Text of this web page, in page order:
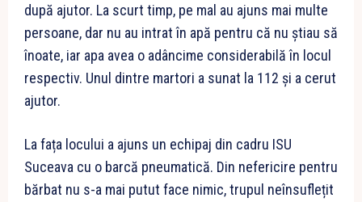
după ajutor. La scurt timp, pe mal au ajuns mai multe
persoane, dar nu au intrat în apă pentru că nu știau să
înoate, iar apa avea o adâncime considerabilă în locul
respectiv. Unul dintre martori a sunat la 112 și a cerut
ajutor.
La fața locului a ajuns un echipaj din cadru ISU
Suceava cu o barcă pneumatică. Din nefericire pentru
bărbat nu s-a mai putut face nimic, trupul neînsuflețit